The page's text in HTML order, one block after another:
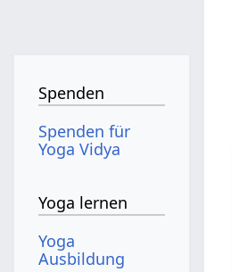
Spenden
Spenden für
Yoga Vidya
Yoga lernen
Yoga
Ausbildung